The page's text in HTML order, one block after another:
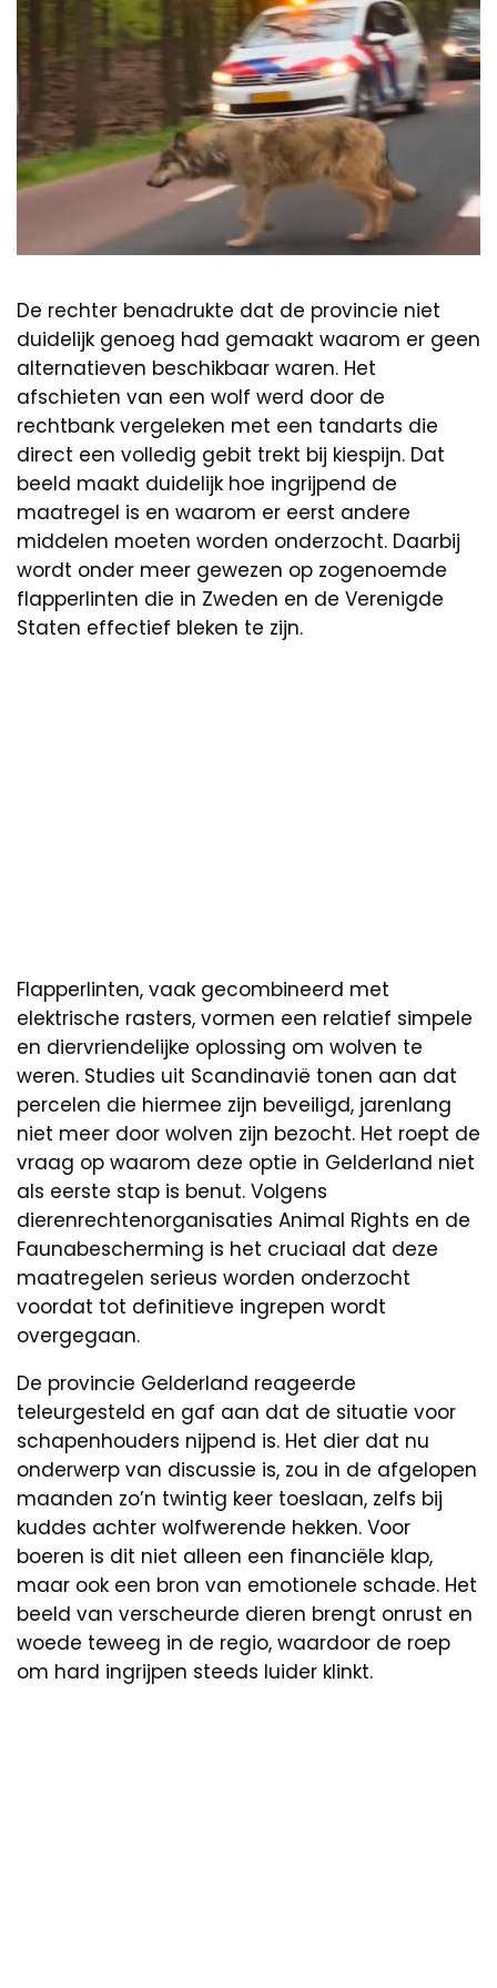
De rechter benadrukte dat de provincie niet
duidelijk genoeg had gemaakt waarom er geen
alternatieven beschikbaar waren. Het
afschieten van een wolf werd door de
rechtbank vergeleken met een tandarts die
direct een volledig gebit trekt bij kiespijn. Dat
beeld maakt duidelijk hoe ingrijpend de
maatregel is en waarom er eerst andere
middelen moeten worden onderzocht. Daarbij
wordt onder meer gewezen op zogenoemde
flapperlinten die in Zweden en de Verenigde
Staten effectief bleken te zijn.
Flapperlinten, vaak gecombineerd met
elektrische rasters, vormen een relatief simpele
en diervriendelijke oplossing om wolven te
weren. Studies uit Scandinavië tonen aan dat
percelen die hiermee zijn beveiligd, jarenlang
niet meer door wolven zijn bezocht. Het roept de
vraag op waarom deze optie in Gelderland niet
als eerste stap is benut. Volgens
dierenrechtenorganisaties Animal Rights en de
Faunabescherming is het cruciaal dat deze
maatregelen serieus worden onderzocht
voordat tot definitieve ingrepen wordt
overgegaan.
De provincie Gelderland reageerde
teleurgesteld en gaf aan dat de situatie voor
schapenhouders nijpend is. Het dier dat nu
onderwerp van discussie is, zou in de afgelopen
maanden zo’n twintig keer toeslaan, zelfs bij
kuddes achter wolfwerende hekken. Voor
boeren is dit niet alleen een financiële klap,
maar ook een bron van emotionele schade. Het
beeld van verscheurde dieren brengt onrust en
woede teweeg in de regio, waardoor de roep
om hard ingrijpen steeds luider klinkt.